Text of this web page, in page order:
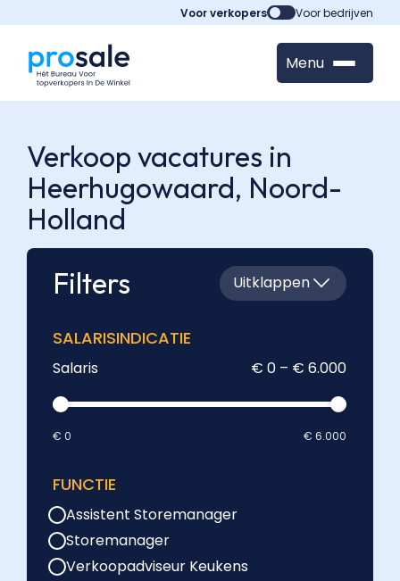
Voor verkopers Voor bedrijven
Menu
Verkoop vacatures in
Heerhugowaard, Noord-
Holland
Filters
Uitklappen
SALARISINDICATIE
Salaris € 0 – € 6.000
€ 0 € 6.000
FUNCTIE
Assistent Storemanager
Storemanager
Verkoopadviseur Keukens